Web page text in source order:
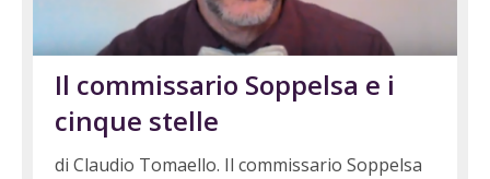
Il commissario Soppelsa e i
cinque stelle
di Claudio Tomaello. Il commissario Soppelsa